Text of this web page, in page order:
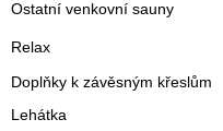
Ostatní venkovní sauny
Relax
Doplňky k závěsným křeslům
Lehátka